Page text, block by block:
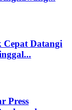
Cepat Datangi
Press